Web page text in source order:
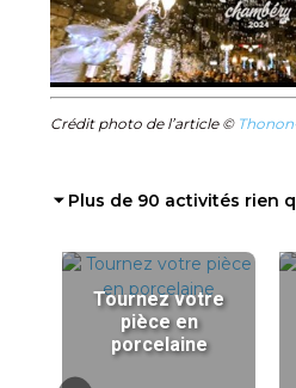
Crédit photo de l’article ©
⏷ Plus de 90 activités rien
Tournez votre
pièce en
porcelaine